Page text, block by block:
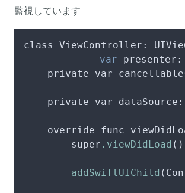
監視しています
class ViewController:
var presenter:
private var
private var
override func
        super
.viewDidLoad ()
addSwiftUIChild